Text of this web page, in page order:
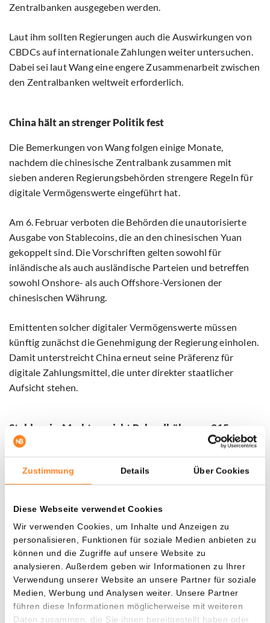
Zustimmung Details Über Cookies
Diese Webseite verwendet Cookies
Wir verwenden Cookies, um Inhalte und Anzeigen zu
personalisieren, Funktionen für soziale Medien anbieten zu
können und die Zugriffe auf unsere Website zu
analysieren. Außerdem geben wir Informationen zu Ihrer
Verwendung unserer Website an unsere Partner für soziale
Medien, Werbung und Analysen weiter. Unsere Partner
führen diese Informationen möglicherweise mit weiteren
Daten zusammen, die Sie ihnen bereitgestellt haben oder
Zentralbanken ausgegeben werden.
Laut ihm sollten Regierungen auch die Auswirkungen von
CBDCs auf internationale Zahlungen weiter untersuchen.
Dabei sei laut Wang eine engere Zusammenarbeit zwischen
den Zentralbanken weltweit erforderlich.
China hält an strenger Politik fest
Die Bemerkungen von Wang folgen einige Monate,
nachdem die chinesische Zentralbank zusammen mit
sieben anderen Regierungsbehörden strengere Regeln für
digitale Vermögenswerte eingeführt hat.
Am 6. Februar verboten die Behörden die unautorisierte
Ausgabe von Stablecoins, die an den chinesischen Yuan
gekoppelt sind. Die Vorschriften gelten sowohl für
inländische als auch ausländische Parteien und betreffen
sowohl Onshore- als auch Offshore-Versionen der
chinesischen Währung.
Emittenten solcher digitaler Vermögenswerte müssen
künftig zunächst die Genehmigung der Regierung einholen.
Damit unterstreicht China erneut seine Präferenz für
digitale Zahlungsmittel, die unter direkter staatlicher
Aufsicht stehen.
Stablecoin-Markt erreicht Rekordhöhe von 315
Milliarden Dollar
Trotz der zurückhaltenden Haltung Chinas wächst der
Stablecoins im ersten Quartal 2026 um etwa 8 Milliarden
Dollar auf ein Rekordniveau von 315 Milliarden Dollar.
Auch die Nutzung von Stablecoins nimmt weiter zu. Im
gleichen Zeitraum wurden Transaktionen im Wert von
mehr als 28 Billionen Dollar abgewickelt. Damit waren
Stablecoins für etwa 75 Prozent des gesamten
Handelsvolumens innerhalb des Kryptomarktes